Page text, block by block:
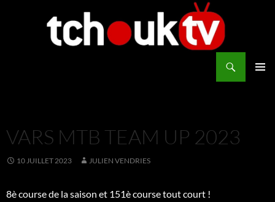
VARS MTB TEAM UP 2023
10 JUILLET 2023 JULIEN VENDRIES
8è course de la saison et 151è course tout court !